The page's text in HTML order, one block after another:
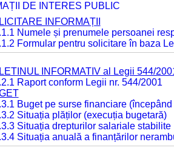
DE INTERES PUBLIC
INFORMAȚII
Numele și prenumele persoanei
Formular pentru solicitare în baza
INFORMATIV al Legii 544/
Raport conform Legii nr. 544/2001
Buget pe surse financiare
Situația plăților (execuția bugetară)
Situația drepturilor salariale
Situația anuală a finanțărilor